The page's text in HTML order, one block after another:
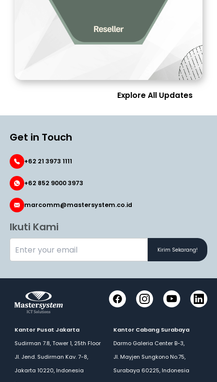
Explore All Updates
Get in Touch
+62 21 3973 1111
+62 852 9000 3973
marcomm@mastersystem.co.id
Ikuti Kami
Kirim Sekarang!
FacebookInstagramYouTube
Kantor Pusat Jakarta
Sudirman 7.8, Tower 1, 25th Floor
Jl. Jend. Sudirman Kav. 7-8,
Jakarta 10220, Indonesia
Kantor Cabang Surabaya
Darmo Galeria Center B-3,
Jl. Mayjen Sungkono No.75,
Surabaya 60225, Indonesia